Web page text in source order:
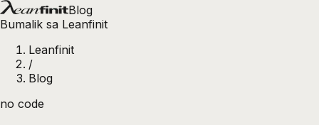
Blog
Bumalik sa Leanfinit
Leanfinit
/
Blog
no code